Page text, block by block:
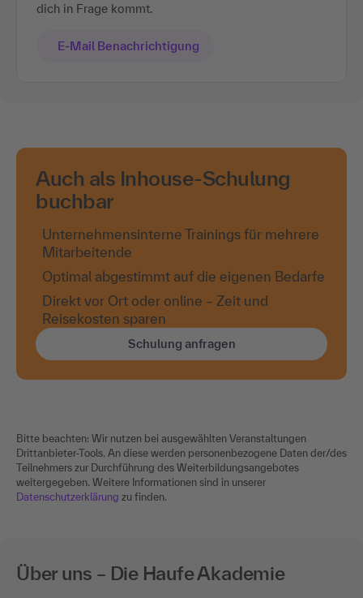
dich in Frage kommt.
E-Mail Benachrichtigung
Auch als Inhouse-Schulung
buchbar
Unternehmensinterne Trainings für mehrere
Mitarbeitende
Optimal abgestimmt auf die eigenen Bedarfe
Direkt vor Ort oder online – Zeit und
Reisekosten sparen
Schulung anfragen
Bitte beachten: Wir nutzen bei ausgewählten Veranstaltungen
Drittanbieter-Tools. An diese werden personenbezogene Daten der/des
Teilnehmers zur Durchführung des Weiterbildungsangebotes
weitergegeben. Weitere Informationen sind in unserer
Datenschutzerklärung zu finden.
Über uns – Die Haufe Akademie